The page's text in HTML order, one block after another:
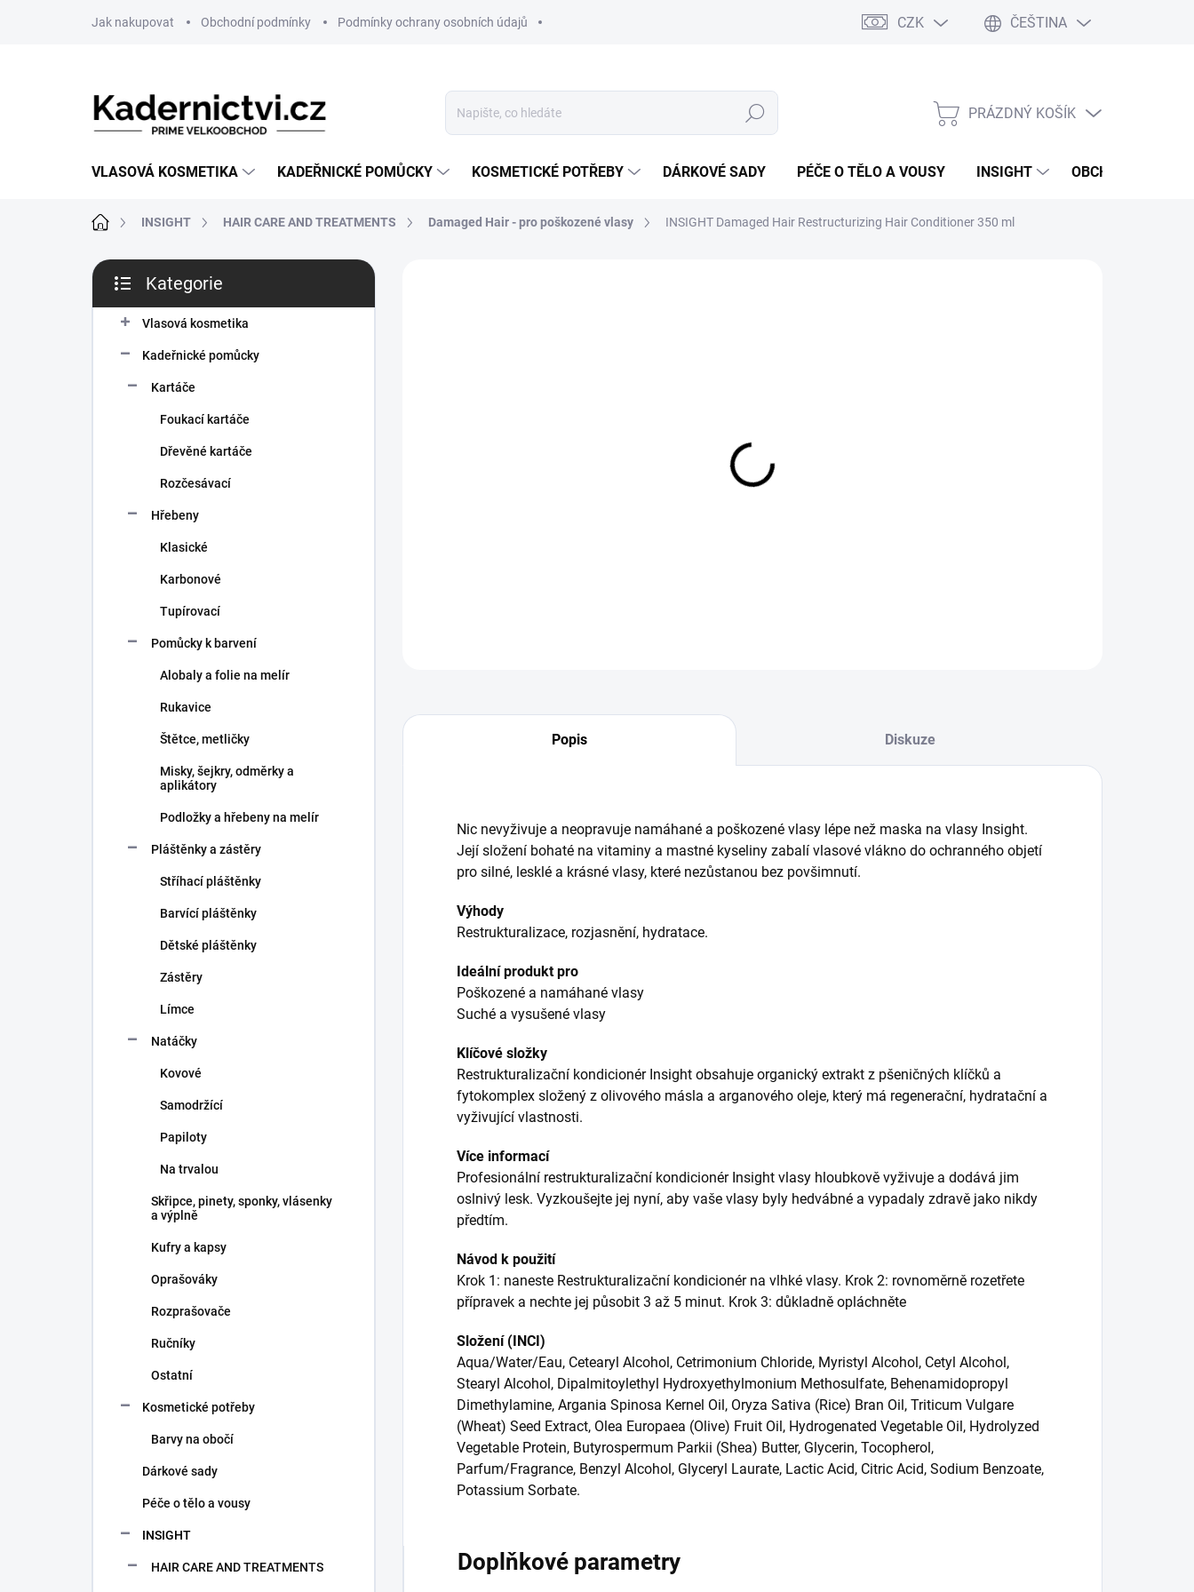
Jak nakupovat Obchodní podmínky Podmínky ochrany osobních údajů CZK ČEŠTINA
Hledat
NÁKUPNÍ
PRÁZDNÝ KOŠÍK
VLASOVÁ KOSMETIKA KADEŘNICKÉ POMŮCKY KOSMETICKÉ POTŘEBY DÁRKOVÉ SADY PÉČE O TĚLO A VOUSY INSIGHT OBCHODNÍ
Domů INSIGHT HAIR CARE AND TREATMENTS Damaged Hair - pro poškozené vlasy INSIGHT Damaged Hair Restructurizing Hair Conditioner 350 ml
P
s
kategorie
Kategorie
Vlasová kosmetika
Kadeřnické pomůcky
Kartáče
Foukací kartáče
Dřevěné kartáče
Rozčesávací
Hřebeny
Klasické
Karbonové
Tupírovací
Pomůcky k barvení
Alobaly a folie na melír
Rukavice
Štětce, metličky
Misky, šejkry, odměrky a
aplikátory
Podložky a hřebeny na melír
Pláštěnky a zástěry
Stříhací pláštěnky
Barvící pláštěnky
Dětské pláštěnky
Zástěry
Límce
Natáčky
Kovové
Samodržící
Papiloty
Na trvalou
Skřipce, pinety, sponky, vlásenky
a výplně
Kufry a kapsy
Oprašováky
Rozprašovače
Ručníky
Ostatní
Kosmetické potřeby
Barvy na obočí
Dárkové sady
Péče o tělo a vousy
INSIGHT
HAIR CARE AND TREATMENTS
Popis Diskuze
Nic nevyživuje a neopravuje namáhané a poškozené vlasy lépe než maska na vlasy Insight.
Její složení bohaté na vitaminy a mastné kyseliny zabalí vlasové vlákno do ochranného objetí
pro silné, lesklé a krásné vlasy, které nezůstanou bez povšimnutí.
Výhody
Restrukturalizace, rozjasnění, hydratace.
Ideální produkt pro
Poškozené a namáhané vlasy
Suché a vysušené vlasy
Klíčové složky
Restrukturalizační kondicionér Insight obsahuje organický extrakt z pšeničných klíčků a
fytokomplex složený z olivového másla a arganového oleje, který má regenerační, hydratační a
vyživující vlastnosti.
Více informací
Profesionální restrukturalizační kondicionér Insight vlasy hloubkově vyživuje a dodává jim
oslnivý lesk. Vyzkoušejte jej nyní, aby vaše vlasy byly hedvábné a vypadaly zdravě jako nikdy
předtím.
Návod k použití
Krok 1: naneste Restrukturalizační kondicionér na vlhké vlasy. Krok 2: rovnoměrně rozetřete
přípravek a nechte jej působit 3 až 5 minut. Krok 3: důkladně opláchněte
Složení (INCI)
Aqua/Water/Eau, Cetearyl Alcohol, Cetrimonium Chloride, Myristyl Alcohol, Cetyl Alcohol,
Stearyl Alcohol, Dipalmitoylethyl Hydroxyethylmonium Methosulfate, Behenamidopropyl
Dimethylamine, Argania Spinosa Kernel Oil, Oryza Sativa (Rice) Bran Oil, Triticum Vulgare
(Wheat) Seed Extract, Olea Europaea (Olive) Fruit Oil, Hydrogenated Vegetable Oil, Hydrolyzed
Vegetable Protein, Butyrospermum Parkii (Shea) Butter, Glycerin, Tocopherol,
Parfum/Fragrance, Benzyl Alcohol, Glyceryl Laurate, Lactic Acid, Citric Acid, Sodium Benzoate,
Potassium Sorbate.
Doplňkové parametry